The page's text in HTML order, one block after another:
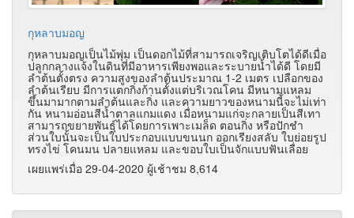
กุหลาบมอญ
กุหลาบมอญเป็นไม้พุ่ม เป็นดอกไม้ที่สามารถเจริญเติบโตได้ดีเมื่อ
ปลูกกลางแจ้งในดินที่มีอาหารเพียงพอและระบายน้ำได้ดี โดยมี
ลำต้นตั้งตรง ความสูงของลำต้นประมาณ 1-2 เมตร เปลือกของ
ลำต้นเรียบ มีการแตกกิ่งก้านตั้งแต่บริเวณโคน มีหนามแหลม
ขึ้นมามากตามลำต้นและกิ่ง และความยาวของหนามนี้จะไม่เท่า
กัน หนามอ่อนสีน้ำตาลแกมแดง เมื่อหนามแก่จะกลายเป็นสีเทา
สามารถขยายพันธุ์ได้โดยการเพาะเมล็ด ตอนกิ่ง หรือปักชำ
ส่วนใบนั้นจะเป็นใบประกอบแบบขนนก ออกเรียงสลับ ใบย่อยรูป
ทรงไข่ โคนมน ปลายแหลม และขอบใบเป็นจักแบบฟันเลื่อย
เผยแพร่เมื่อ 29-04-2020 ผู้เช้าชม 8,614